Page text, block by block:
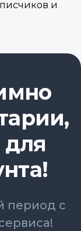
и
для
период с